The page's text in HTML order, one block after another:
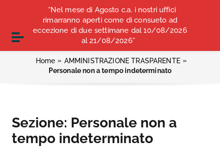
Vai ai contenuti
Vai al menu di navigazione
Vai al footer
COMUNICATI STAMPA ALBO OPI ANCONA
CONVENZIONI
Attiva / disattiva la navigazione
Home » AMMINISTRAZIONE TRASPARENTE »
Personale non a tempo indeterminato
Sezione: Personale non a
tempo indeterminato
“Nel mese di Agosto c.a. i nostri uffici
rimarranno aperti come di consueto ad
eccezione di due settimane dal 10/08/2026
al 21/08/2026”